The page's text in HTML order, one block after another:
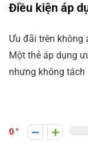
Điều kiện áp
Ưu đãi trên không
Một thẻ áp dụng
nhưng không
0